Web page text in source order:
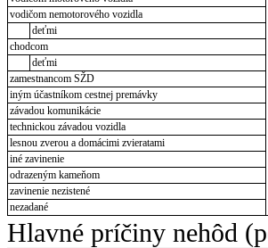
vodičom nemotorového vozidla
deťmi
chodcom
deťmi
zamestnancom SŽD
iným účastníkom cestnej premávky
závadou komunikácie
technickou závadou vozidla
lesnou zverou a domácimi zvieratami
iné zavinenie
odrazeným kameňom
zavinenie nezistené
nezadané
Hlavné príčiny nehôd